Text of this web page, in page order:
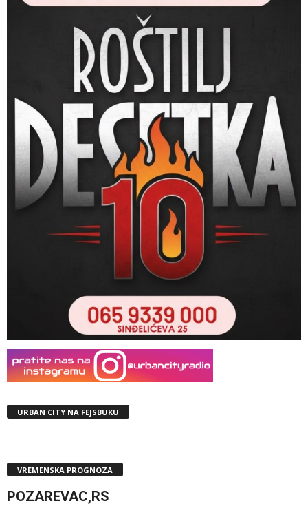
URBAN CITY NA FEJSBUKU
VREMENSKA PROGNOZA
POZAREVAC,RS